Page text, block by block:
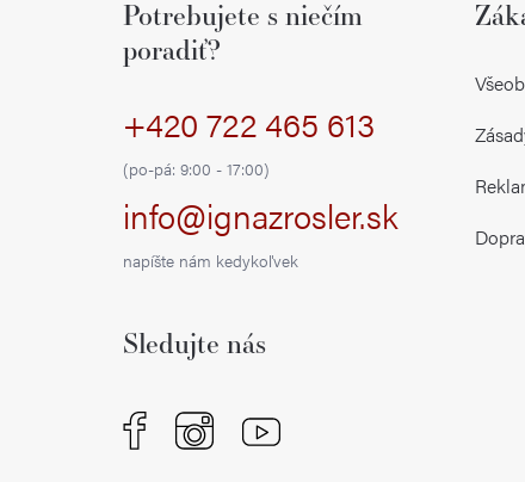
Potrebujete s niečím
poradiť?
+420 722 465 613
(po-pá: 9:00 - 17:00)
info@ignazrosler.sk
napíšte nám kedykoľvek
Sledujte nás